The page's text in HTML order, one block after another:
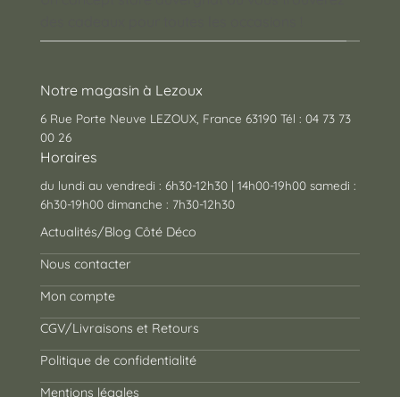
Notre magasin à Lezoux
6 Rue Porte Neuve LEZOUX, France 63190 Tél : 04 73 73
00 26
Horaires
du lundi au vendredi : 6h30-12h30 | 14h00-19h00 samedi :
6h30-19h00 dimanche : 7h30-12h30
Actualités/Blog Côté Déco
Nous contacter
Mon compte
CGV/Livraisons et Retours
Politique de confidentialité
Mentions légales